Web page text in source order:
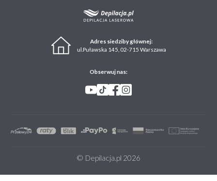
Adres siedziby głównej:
ul.Puławska 145, 02-715 Warszawa
Obserwuj nas:
© Depilacja.pl 2026